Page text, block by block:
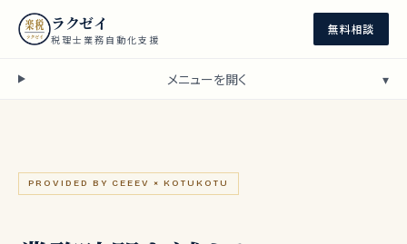
本文へスキップ
ラクゼイ
税理士業務自動化支援
無料相談
メニューを開く ▾
PROVIDED BY CEEEV × KOTUKOTU